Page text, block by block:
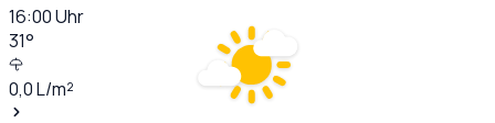
16:00Uhr
31°
0,0L/m²